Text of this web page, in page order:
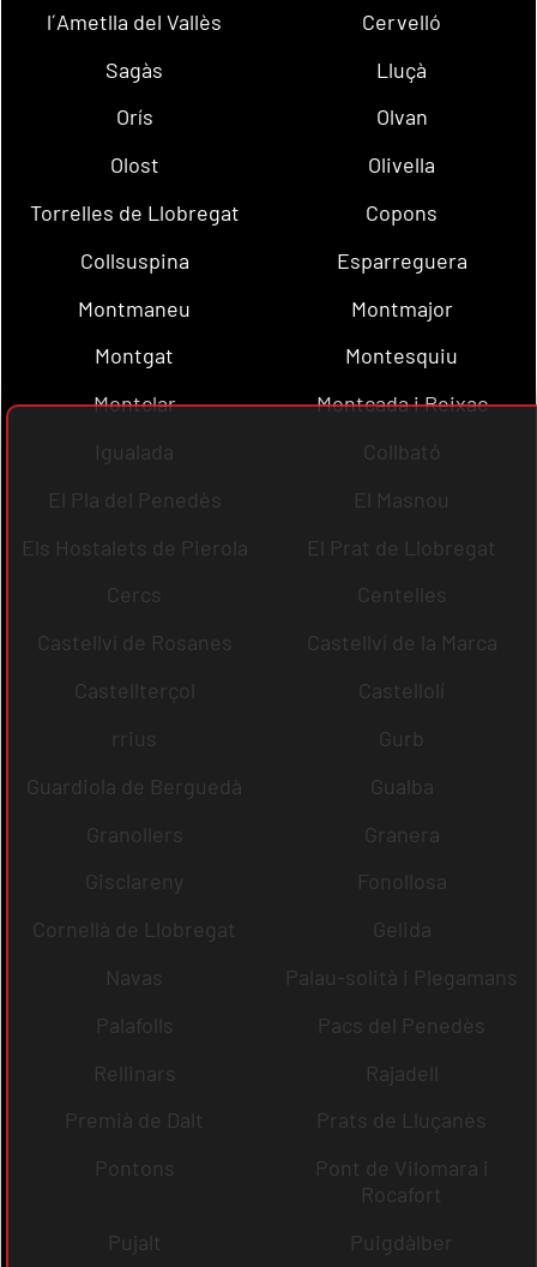
l´Ametlla del Vallès
Cervelló
Sagàs
Lluçà
Orís
Olvan
Olost
Olivella
Torrelles de Llobregat
Copons
Collsuspina
Esparreguera
Montmaneu
Montmajor
Montgat
Montesquiu
Montclar
Montcada i Reixac
Igualada
Collbató
El Pla del Penedès
El Masnou
Els Hostalets de Pierola
El Prat de Llobregat
Cercs
Centelles
Castellví de Rosanes
Castellví de la Marca
Castellterçol
Castellolí
rrius
Gurb
Guardiola de Berguedà
Gualba
Granollers
Granera
Gisclareny
Fonollosa
Cornellà de Llobregat
Gelida
Navas
Palau-solità i Plegamans
Palafolls
Pacs del Penedès
Rellinars
Rajadell
Premià de Dalt
Prats de Lluçanès
Pontons
Pont de Vilomara i
Rocafort
Pujalt
Puigdàlber